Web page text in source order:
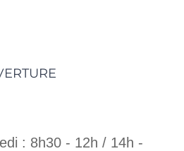
: 8h30 - 12h / 14h -